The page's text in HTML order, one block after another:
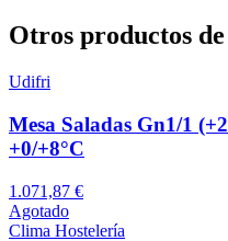
Otros productos
Udifri
Mesa Saladas Gn1/1
+0/+8°C
1.071,87 €
Agotado
Clima Hostelería